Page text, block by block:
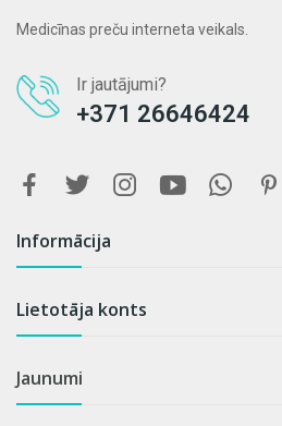
Medicīnas preču interneta veikals.
Ir jautājumi?
+371 26646424
Informācija
Lietotāja konts
Jaunumi